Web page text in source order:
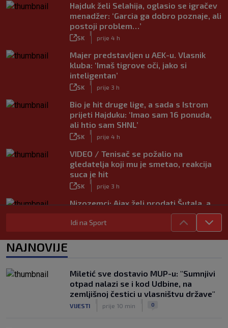
Hajduk želi Selahija, oglasio se igračev
menadžer: ‘Garcia ga dobro poznaje, ali
postoji problem…’
SK prije 4 h
Majer predstavljen u AEK-u. Vlasnik
kluba: ‘Imaš tigrove oči, jako si
inteligentan’
SK prije 3 h
Bio je hit druge lige, a sada s Istrom
prijeti Hajduku: ‘Imao sam 16 ponuda,
ali htio sam SHNL’
SK prije 4 h
VIDEO / Tenisač se požalio na
gledatelja koji mu je smetao, reakcija
suca je hit
SK prije 3 h
Nizozemci: Ajax želi prodati Šutala, a
SK
|
7. kol.
Bennacer raskinuo s Milanom i sada je
SK
|
7. kol.
VIDEO / Počela nam je ‘Cvajta’! Brekalo
solidan u gostujućoj pobjedi Herthe
kod Bochuma
Idi na Sport
NAJNOVIJE
Miletić sve dostavio MUP-u: "Sumnjivi
otpad nalazi se i kod Udbine, na
zemljišnoj čestici u vlasništvu države"
VIJESTI prije 10 min 0